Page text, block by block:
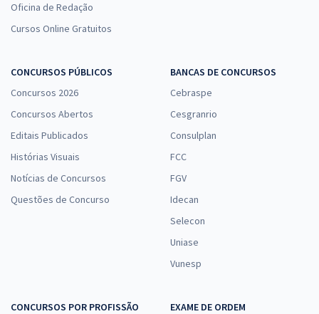
Oficina de Redação
Cursos Online Gratuitos
CONCURSOS PÚBLICOS
Concursos 2026
Concursos Abertos
Editais Publicados
Histórias Visuais
Notícias de Concursos
Questões de Concurso
BANCAS DE CONCURSOS
Cebraspe
Cesgranrio
Consulplan
FCC
FGV
Idecan
Selecon
Uniase
Vunesp
CONCURSOS POR PROFISSÃO
EXAME DE ORDEM